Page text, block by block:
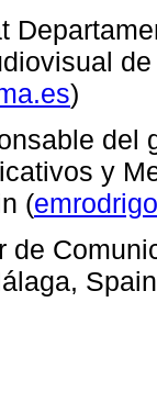
)
del
y
(
de